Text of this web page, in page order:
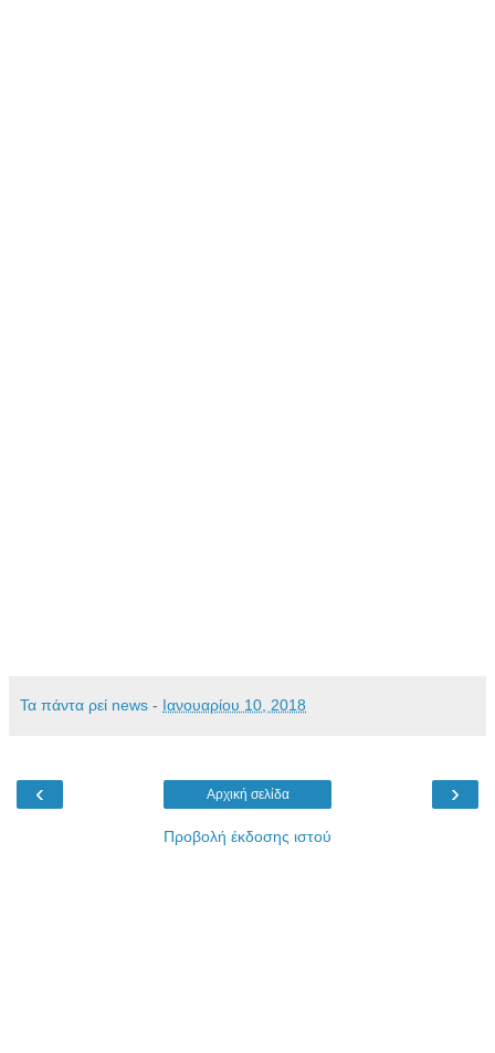
Τα πάντα ρεί news - Ιανουαρίου 10, 2018
‹ ›
Αρχική σελίδα
Προβολή έκδοσης ιστού